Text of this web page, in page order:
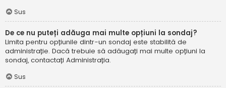
Sus
De ce nu puteți adăuga mai multe opțiuni la sondaj?
Limita pentru opțiunile dintr-un sondaj este stabilită de
administrație. Dacă trebuie să adăugați mai multe opțiuni la
sondaj, contactați Administrația.
Sus